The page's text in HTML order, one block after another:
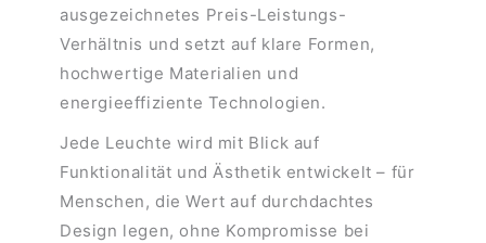
ausgezeichnetes Preis-Leistungs-
Verhältnis und setzt auf klare Formen,
hochwertige Materialien und
energieeffiziente Technologien.
Jede Leuchte wird mit Blick auf
Funktionalität und Ästhetik entwickelt – für
Menschen, die Wert auf durchdachtes
Design legen, ohne Kompromisse bei